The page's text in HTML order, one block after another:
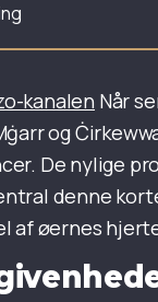
kanalen Når
og
De nylige
denne
af øernes